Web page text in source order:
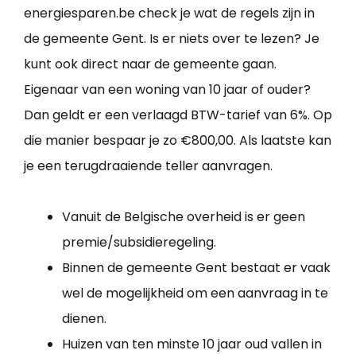
energiesparen.be check je wat de regels zijn in
de gemeente Gent. Is er niets over te lezen? Je
kunt ook direct naar de gemeente gaan.
Eigenaar van een woning van 10 jaar of ouder?
Dan geldt er een verlaagd BTW-tarief van 6%. Op
die manier bespaar je zo €800,00. Als laatste kan
je een terugdraaiende teller aanvragen.
Vanuit de Belgische overheid is er geen
premie/subsidieregeling.
Binnen de gemeente Gent bestaat er vaak
wel de mogelijkheid om een aanvraag in te
dienen.
Huizen van ten minste 10 jaar oud vallen in